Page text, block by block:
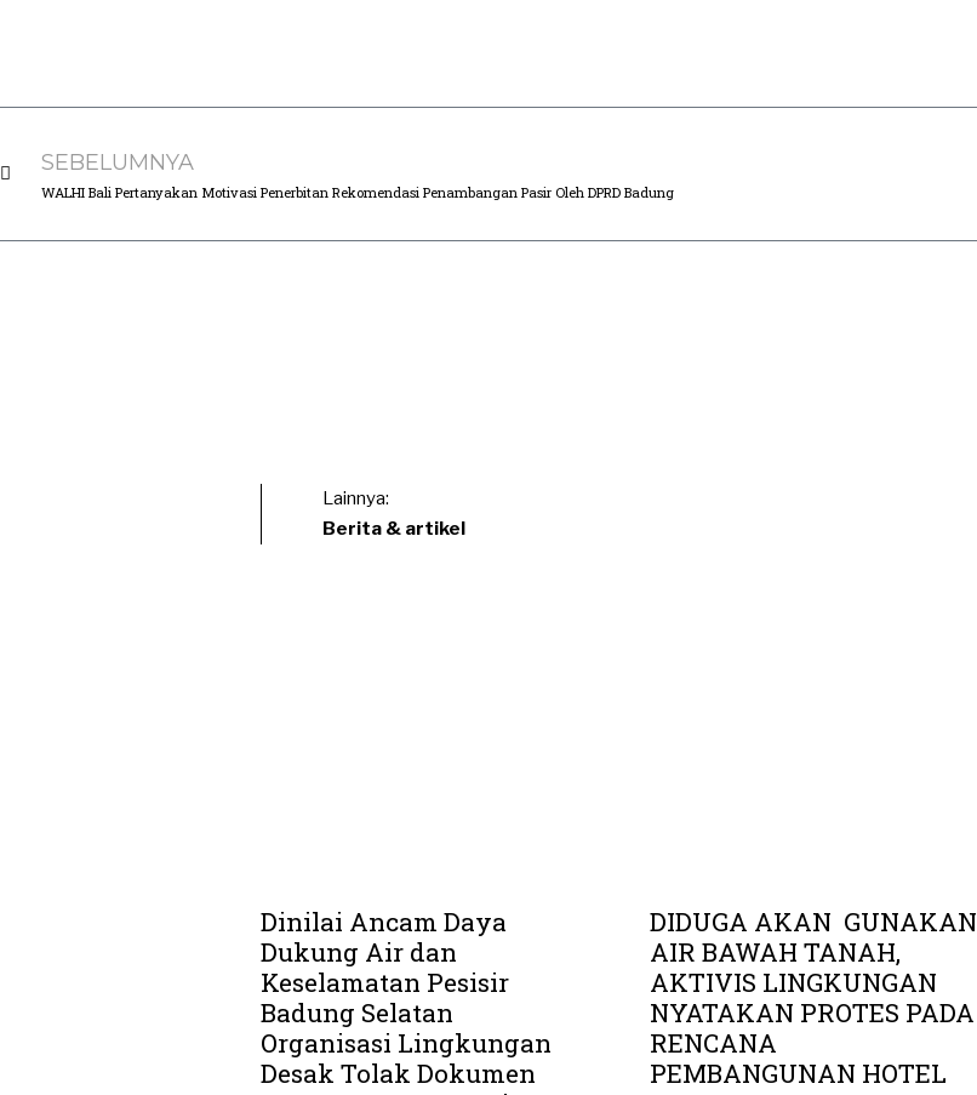
SEBELUMNYA
WALHI Bali Pertanyakan Motivasi Penerbitan Rekomendasi Penambangan Pasir Oleh DPRD Badung
Lainnya:
Berita & artikel
Dinilai Ancam Daya
Dukung Air dan
Keselamatan Pesisir
Badung Selatan
Organisasi Lingkungan
Desak Tolak Dokumen
DIDUGA AKAN GUNAKAN
AIR BAWAH TANAH,
AKTIVIS LINGKUNGAN
NYATAKAN PROTES PADA
RENCANA
PEMBANGUNAN HOTEL